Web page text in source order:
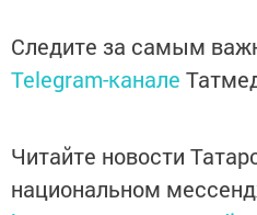
Следите за самым
Telegram-канале
Читайте новости
национальном